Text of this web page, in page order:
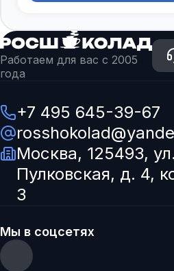
Работаем для вас с 2005
года
+7 495 645-39-67
Москва, 125493, ул.
Пулковская, д. 4,
3
Мы в соцсетях